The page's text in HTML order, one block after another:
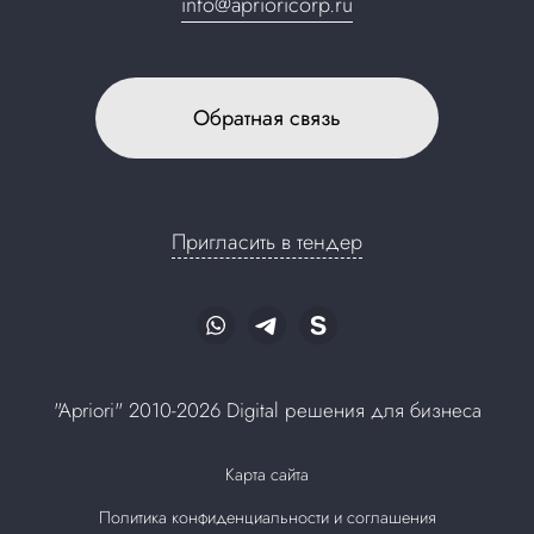
Обратная связь
Пригласить в тендер
"Apriori" 2010-2026 Digital решения для бизнеса
Карта сайта
Политика конфиденциальности и соглашения